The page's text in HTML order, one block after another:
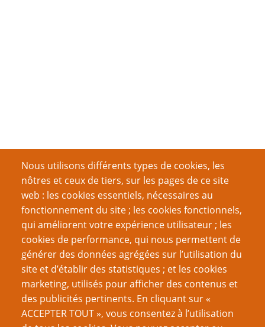
Nous utilisons différents types de cookies, les
nôtres et ceux de tiers, sur les pages de ce site
web : les cookies essentiels, nécessaires au
fonctionnement du site ; les cookies fonctionnels,
qui améliorent votre expérience utilisateur ; les
cookies de performance, qui nous permettent de
générer des données agrégées sur l’utilisation du
site et d’établir des statistiques ; et les cookies
marketing, utilisés pour afficher des contenus et
des publicités pertinents. En cliquant sur «
ACCEPTER TOUT », vous consentez à l’utilisation